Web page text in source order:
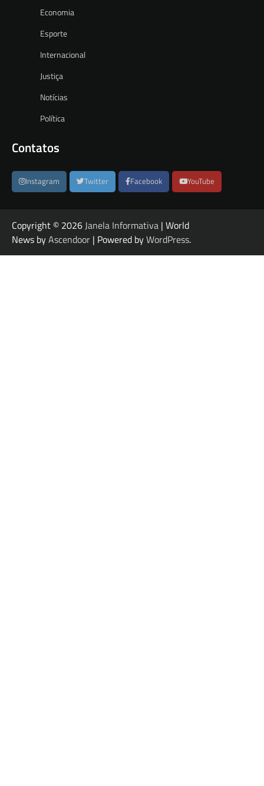
Economia
Esporte
Internacional
Justiça
Notícias
Política
Contatos
Instagram Twitter Facebook YouTube
Copyright © 2026 Janela Informativa | World
News byAscendoor | Powered byWordPress.